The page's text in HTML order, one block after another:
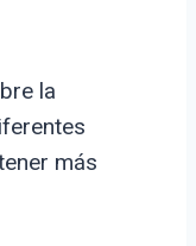
la
más